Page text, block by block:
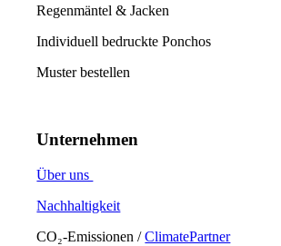
Regenmäntel & Jacken
Individuell bedruckte Ponchos
Muster bestellen
Unternehmen
Über uns
Nachhaltigkeit
CO₂-Emissionen /ClimatePartner